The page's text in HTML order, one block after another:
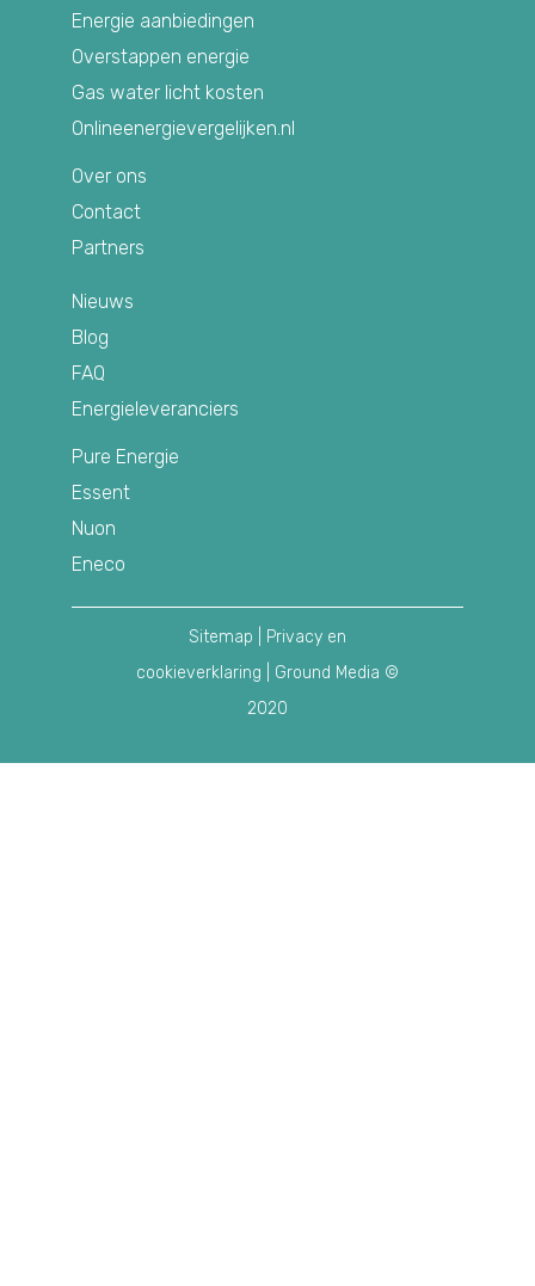
Energie aanbiedingen
Overstappen energie
Gas water licht kosten
Onlineenergievergelijken.nl
Over ons
Contact
Partners
Nieuws
Blog
FAQ
Energieleveranciers
Pure Energie
Essent
Nuon
Eneco
Sitemap
Privacy en
cookieverklaring | Ground Media ©
2020